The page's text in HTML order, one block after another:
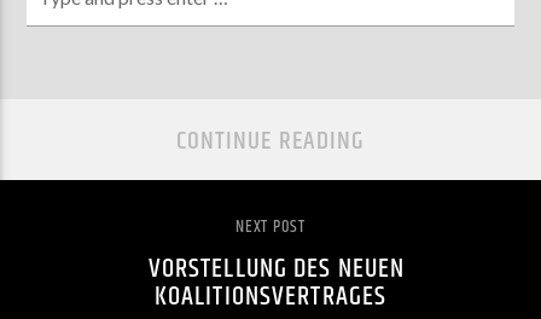
CONTINUE READING
NEXT POST
VORSTELLUNG DES NEUEN
KOALITIONSVERTRAGES